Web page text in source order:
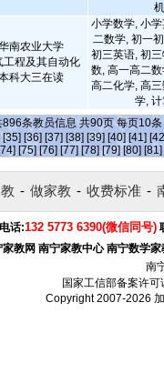
南农业大学
工程及其自动化
科大三在读
小学数学, 小
二数学, 初一
初三英语, 初
数, 高一高二
高二化学, 高
学,
896条教员信息 共90页 每页10条
[35] [36] [37] [38] [39] [40] [41]
[74] [75] [76] [77] [78] [79] [80] [81]
- 做家教 - 收费标准 -
话:132 5773 6390(微信同号)
教网 南宁家教中心 南宁数学家
南
国家工信部备案许可
Copyright 2007-2026